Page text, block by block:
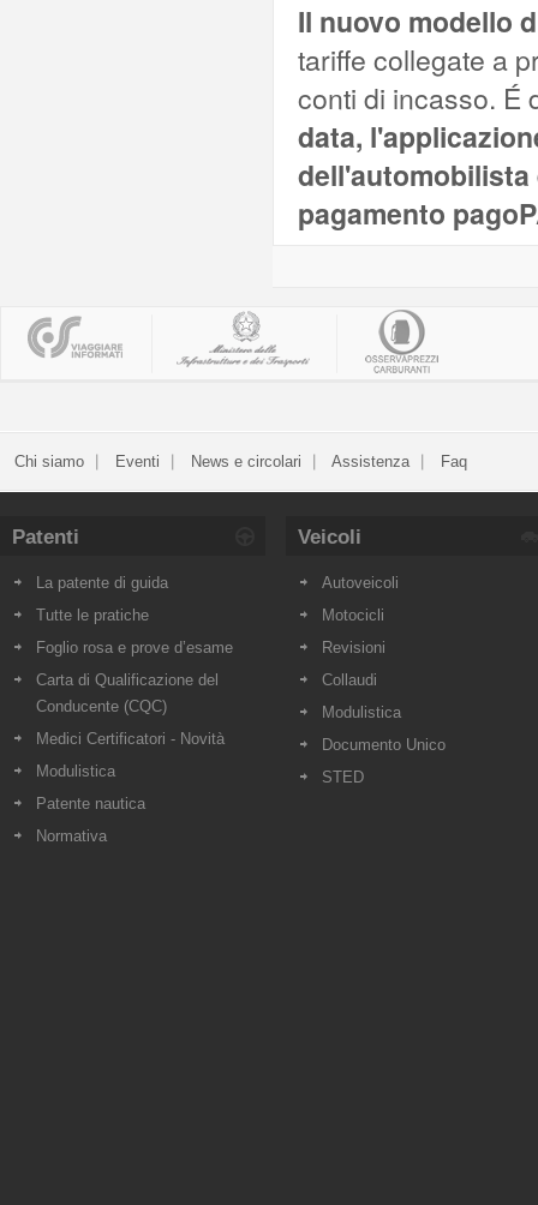
Il nuovo modello
tariffe collegate a
conti di incasso. É
data,
pagamento
Chi siamo Eventi News e circolari Assistenza Faq
Patenti
La patente di guida
Tutte le pratiche
Foglio rosa e prove d’esame
Carta di Qualificazione del
Conducente (CQC)
Medici Certificatori - Novità
Modulistica
Patente nautica
Normativa
Veicoli
Autoveicoli
Motocicli
Revisioni
Collaudi
Modulistica
Documento Unico
STED